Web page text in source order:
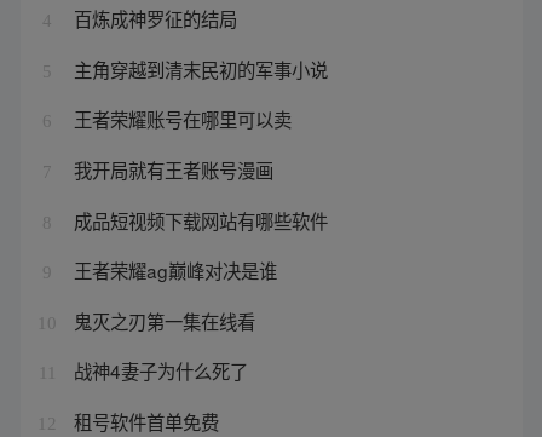
4 百炼成神罗征的结局
5 主角穿越到清末民初的军事小说
6 王者荣耀账号在哪里可以卖
7 我开局就有王者账号漫画
8 成品短视频下载网站有哪些软件
9 王者荣耀ag巅峰对决是谁
10 鬼灭之刃第一集在线看
战神4妻子为什么死了
12 租号软件首单免费